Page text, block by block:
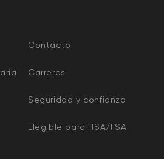
Contacto
Carreras
Seguridad y confianza
Elegible para HSA/FSA